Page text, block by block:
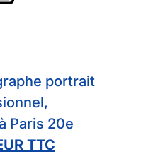
portrait
Paris 20e
TTC